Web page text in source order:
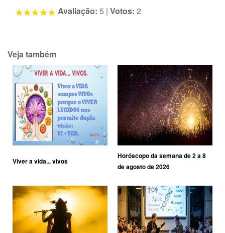
Avaliação: 5 | Votos: 2
Veja também
Viver a vida... vivos
Horóscopo da semana de 2 a 8
de agosto de 2026